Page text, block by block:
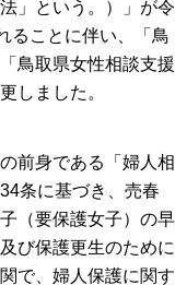
」という。）」が令
ることに伴い、「鳥
鳥取県女性相談支援
しました。
前身である「婦人相
条に基づき、売春
（要保護女子）の早
び保護更生のために
で、婦人保護に関す